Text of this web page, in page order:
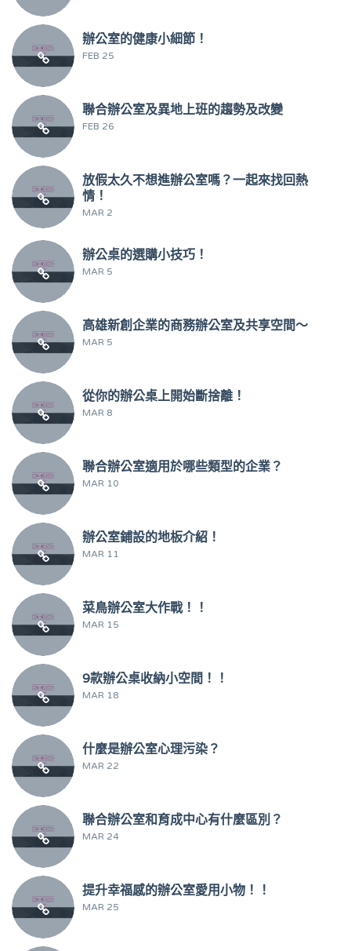
辦公室的健康小細節！
FEB 25
聯合辦公室及異地上班的趨勢及改變
FEB 26
放假太久不想進辦公室嗎？一起來找回熱
情！
MAR 2
辦公桌的選購小技巧！
MAR 5
高雄新創企業的商務辦公室及共享空間～
MAR 5
從你的辦公桌上開始斷捨離！
MAR 8
聯合辦公室適用於哪些類型的企業？
MAR 10
辦公室鋪設的地板介紹！
MAR 11
菜鳥辦公室大作戰！！
MAR 15
9款辦公桌收納小空間！！
MAR 18
什麼是辦公室心理污染？
MAR 22
聯合辦公室和育成中心有什麼區別？
MAR 24
提升幸福感的辦公室愛用小物！！
MAR 25